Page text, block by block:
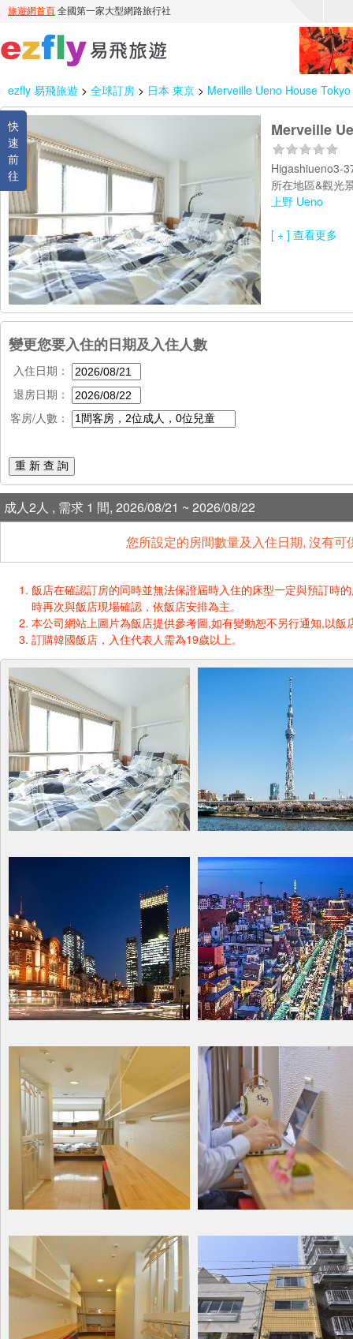
ezfly 易飛旅遊 > 全球訂房 > 日本 東京 > Merveille Ueno House Tokyo
快
速
前
往
Merveille
Higashiueno3-
所在地區&觀光
上野 Ueno
[ + ] 查看更多
變更您要入住的日期及入住人數
入住日期：
退房日期：
客房/人數：
重 新 查 詢
成人2人 , 需求 1 間, 2026/08/21 ~ 2026/08/22
您所設定的房間數量及入住日期, 沒有
飯店在確認訂房的同時並無法保證屆時入住的床型一定與預訂時
時再次與飯店現場確認，依飯店安排為主。
本公司網站上圖片為飯店提供參考圖,如有變動恕不另行通知,以飯
訂購韓國飯店，入住代表人需為19歲以上。